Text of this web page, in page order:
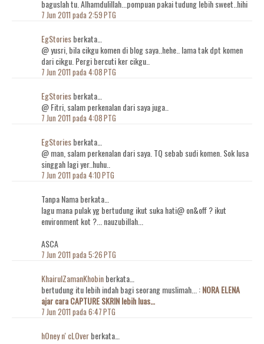
baguslah tu. Alhamdulillah...pompuan pakai tudung lebih sweet..hihi
7 Jun 2011 pada 2:59 PTG
EgStoriesberkata…
@ yusri, bila cikgu komen di blog saya..hehe.. lama tak dpt komen
dari cikgu. Pergi bercuti ker cikgu..
7 Jun 2011 pada 4:08 PTG
EgStoriesberkata…
@ Fitri, salam perkenalan dari saya juga..
7 Jun 2011 pada 4:08 PTG
EgStoriesberkata…
@ man, salam perkenalan dari saya. TQ sebab sudi komen. Sok lusa
singgah lagi yer..huhu..
7 Jun 2011 pada 4:10 PTG
Tanpa Nama berkata…
lagu mana pulak yg bertudung ikut suka hati@ on&off ? ikut
environment kot ?... nauzubillah...
ASCA
7 Jun 2011 pada 5:26 PTG
KhairulZamanKhobinberkata…
bertudung itu lebih indah bagi seorang muslimah... :NORA ELENA
ajar cara CAPTURE SKRIN lebih luas…
7 Jun 2011 pada 6:47 PTG
hOney n' cLOverberkata…